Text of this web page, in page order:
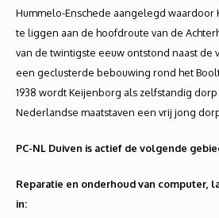
Hummelo-Enschede aangelegd waardoor
te liggen aan de hoofdroute van de
van de twintigste eeuw ontstond naast de
een geclusterde bebouwing rond het
1938 wordt Keijenborg als zelfstandig
Nederlandse maatstaven een vrij jong
PC-NL Duiven is actief de volgende
Reparatie en onderhoud van computer,
in: